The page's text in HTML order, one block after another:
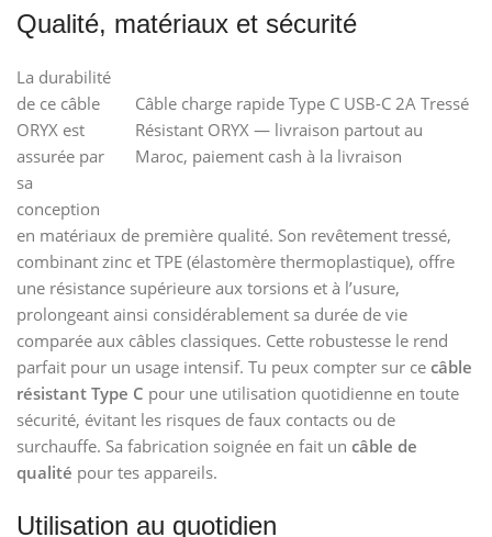
Qualité, matériaux et sécurité
Câble charge rapide Type C USB-C 2A Tressé
Résistant ORYX — livraison partout au
Maroc, paiement cash à la livraison
La durabilité
de ce câble
ORYX est
assurée par
sa
conception
en matériaux de première qualité. Son revêtement tressé,
combinant zinc et TPE (élastomère thermoplastique), offre
une résistance supérieure aux torsions et à l’usure,
prolongeant ainsi considérablement sa durée de vie
comparée aux câbles classiques. Cette robustesse le rend
parfait pour un usage intensif. Tu peux compter sur ce câble
résistant Type C pour une utilisation quotidienne en toute
sécurité, évitant les risques de faux contacts ou de
surchauffe. Sa fabrication soignée en fait un câble de
qualité pour tes appareils.
Utilisation au quotidien